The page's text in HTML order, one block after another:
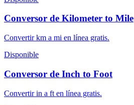
Conversor de Kilometer to Mile
Convertir km a mi en línea gratis.
Disponible
Conversor de Inch to Foot
Convertir in a ft en línea gratis.